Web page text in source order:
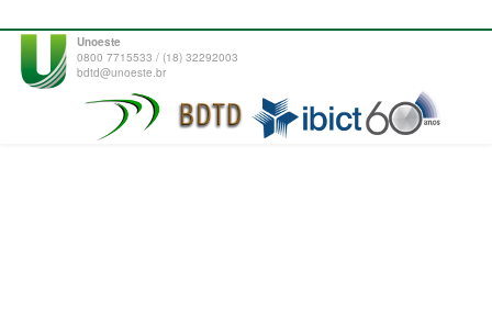
Unoeste
0800 7715533 / (18) 32292003
bdtd@unoeste.br